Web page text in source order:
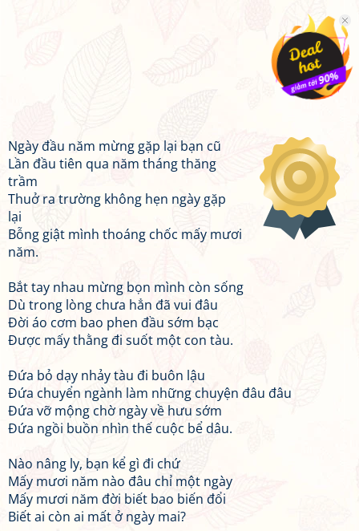
Ngày đầu năm mừng gặp lại bạn cũ
Lần đầu tiên qua năm tháng thăng
trầm
Thuở ra trường không hẹn ngày gặp
lại
Bỗng giật mình thoáng chốc mấy mươi
năm.
Bắt tay nhau mừng bọn mình còn sống
Dù trong lòng chưa hẳn đã vui đâu
Đời áo cơm bao phen đầu sớm bạc
Được mấy thằng đi suốt một con tàu.
Đứa bỏ dạy nhảy tàu đi buôn lậu
Đứa chuyển ngành làm những chuyện đâu đâu
Đứa vỡ mộng chờ ngày về hưu sớm
Đứa ngồi buồn nhìn thế cuộc bể dâu.
Nào nâng ly, bạn kể gì đi chứ
Mấy mươi năm nào đâu chỉ một ngày
Mấy mươi năm đời biết bao biến đổi
Biết ai còn ai mất ở ngày mai?